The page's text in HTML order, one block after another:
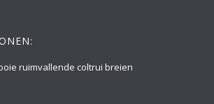
ruimvallende coltrui breien